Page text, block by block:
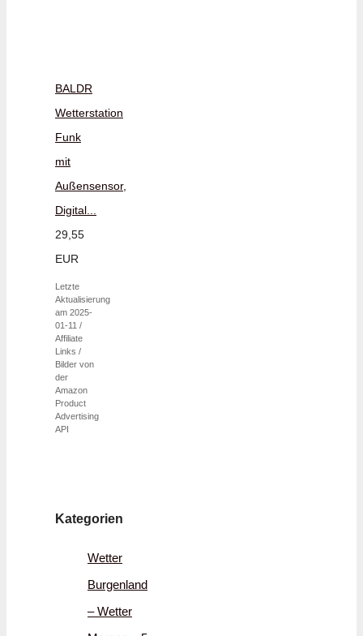
BALDR
Wetterstation
Funk
mit
Außensensor,
Digital...
29,55
EUR
Letzte
Aktualisierung
am 2025-
01-11 /
Affiliate
Links /
Bilder von
der
Amazon
Product
Advertising
API
Kategorien
Wetter
Burgenland
– Wetter